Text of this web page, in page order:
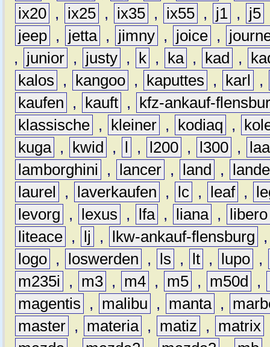
ix20 , ix25 , ix35 , ix55 , j1 , j5
jeep , jetta , jimny , joice ,
,
junior , justy , k , ka , kad ,
kalos
, kangoo , kaputtes , karl
,
kaufen
, kauft ,
kfz-ankauf-
klassische , kleiner , kodiaq ,
kuga , kwid , l , l200 , l300 ,
lamborghini
, lancer , land ,
laurel
, laverkaufen , lc , leaf ,
levorg
, lexus , lfa , liana ,
libero
liteace , lj , lkw-ankauf-flensburg
logo , loswerden , ls , lt , lupo ,
m235i
, m3 , m4 , m5 , m50d ,
magentis
, malibu , manta ,
master , materia , matiz , matrix